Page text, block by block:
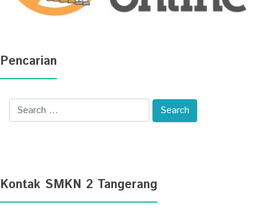
Pencarian
Kontak SMKN 2 Tangerang